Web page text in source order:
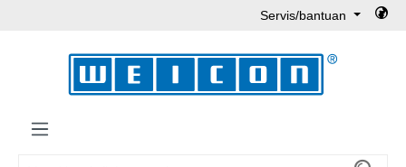
Servis/bantuan